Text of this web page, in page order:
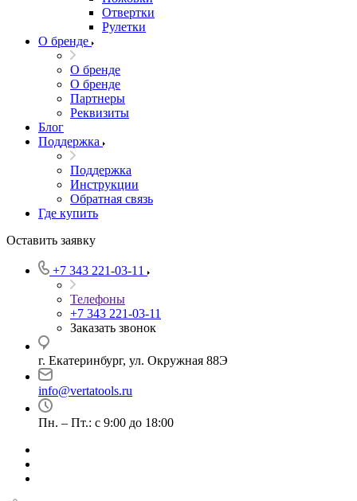
Отвертки
Рулетки
О бренде
О бренде
О бренде
Партнеры
Реквизиты
Блог
Поддержка
Поддержка
Инструкции
Обратная связь
Где купить
Оставить заявку
+7 343 221-03-11
Телефоны
+7 343 221-03-11
Заказать звонок
г. Екатеринбург, ул. Окружная 88Э
info@vertatools.ru
Пн. – Пт.: с 9:00 до 18:00